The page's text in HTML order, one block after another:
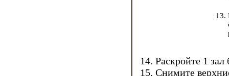
Раскройте 1
Снимите